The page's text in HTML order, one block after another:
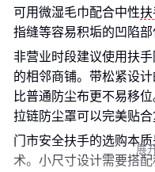
可用微湿毛巾配合中性扶
指缝等容易积垢的凹陷部
非营业时段建议使用扶
的相邻商铺。带松紧设
比普通防尘布更不易移
拉链防尘罩可以完美贴合
门市安全扶手的选购本
术。小尺寸设计需要搭
展